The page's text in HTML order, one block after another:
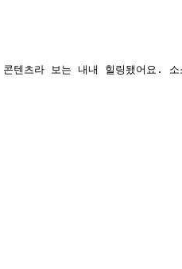
텐츠라 보는 내내 힐링됐어요.